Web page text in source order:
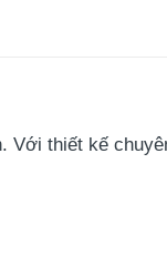
Với thiết kế